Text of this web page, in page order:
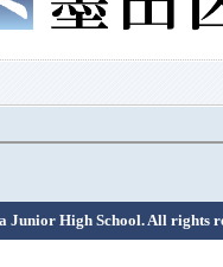
Junior High School. All rights